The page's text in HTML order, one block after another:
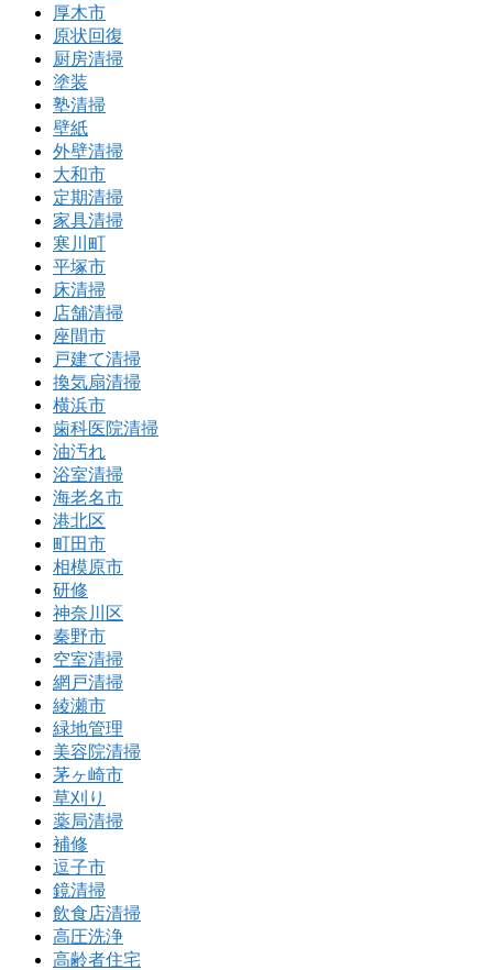
厚木市
原状回復
厨房清掃
塗装
塾清掃
壁紙
外壁清掃
大和市
定期清掃
家具清掃
寒川町
平塚市
床清掃
店舗清掃
座間市
戸建て清掃
換気扇清掃
横浜市
歯科医院清掃
油汚れ
浴室清掃
海老名市
港北区
町田市
相模原市
研修
神奈川区
秦野市
空室清掃
網戸清掃
綾瀬市
緑地管理
美容院清掃
茅ヶ崎市
草刈り
薬局清掃
補修
逗子市
鏡清掃
飲食店清掃
高圧洗浄
高齢者住宅